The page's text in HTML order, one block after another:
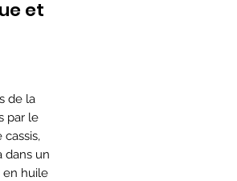
et
de la
par le
dans un
en huile